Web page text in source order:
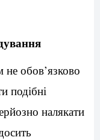
обов’язково
подібні
налякати